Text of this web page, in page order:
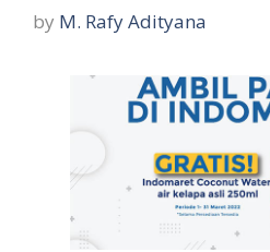
by M. Rafy Adityana